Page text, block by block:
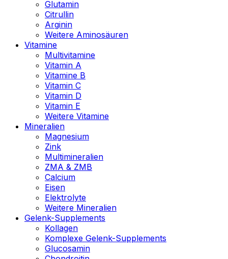
Glutamin
Citrullin
Arginin
Weitere Aminosäuren
Vitamine
Multivitamine
Vitamin A
Vitamine B
Vitamin C
Vitamin D
Vitamin E
Weitere Vitamine
Mineralien
Magnesium
Zink
Multimineralien
ZMA & ZMB
Calcium
Eisen
Elektrolyte
Weitere Mineralien
Gelenk-Supplements
Kollagen
Komplexe Gelenk-Supplements
Glucosamin